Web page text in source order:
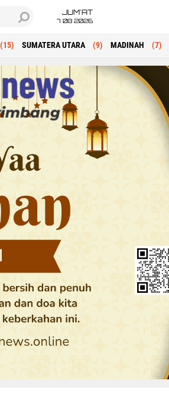
JUM'AT
7 08 2026
(15) SUMATERA UTARA (9) MADINAH (7)